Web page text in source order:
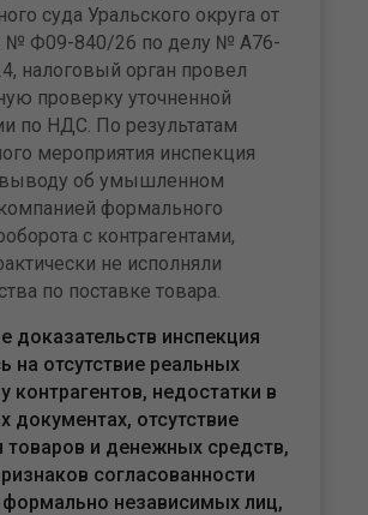
суда Уральского округа от
№ Ф09-840/26 по делу № А76-
налоговый орган провел
проверку уточненной
по НДС. По результатам
мероприятия инспекция
об умышленном
формального
с контрагентами,
не исполняли
по поставке товара.
доказательств инспекция
на отсутствие реальных
контрагентов, недостатки в
документах, отсутствие
товаров и денежных средств,
согласованности
формально независимых лиц,